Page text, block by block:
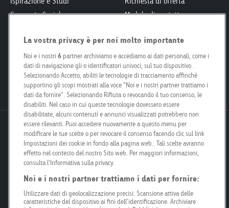
Corporate Social
Smart City
Engagement
Poster Safari
Modulo di contatto
Per proprietari fondiari
Le nostre filiali
Kit per i media
Posizioni aperte
Goldbach Neo OOH AG
Bösch 67
6331 Hünenberg
info@goldbachneo.com
+41 58 455 50 00
La vostra privacy è per noi molto importante
Noi e i nostri6 partner archiviamo e accediamo ai dati personali, come i
dati di navigazione gli o identificatori univoci, sul tuo dispositivo .
Selezionando Accetto, abiliti le tecnologie di tracciamento affinché
supportino gli scopi mostrati alla voce "Noi e i nostri partner trattiamo i
dati da fornire". Selezionando Rifiuta o revocando il tuo consenso, le
disabiliti. Nel caso in cui queste tecnologie dovessero essere
disabilitate, alcuni contenuti e annunci visualizzati potrebbero non
essere rilevanti. Puoi accedere nuovamente a questo menu per
modificare le tue scelte o per revocare il consenso facendo clic sul link
Impostazioni dei cookie in fondo alla pagina web.. Tali scelte avranno
effetto nel contesto del nostro Sito web. Per maggiori informazioni,
consulta l'Informativa sulla privacy.
Noi e i nostri partner trattiamo i dati per fornire:
Utilizzare dati di geolocalizzazione precisi. Scansione attiva delle
caratteristiche del dispositivo ai fini dell’identificazione. Archiviare